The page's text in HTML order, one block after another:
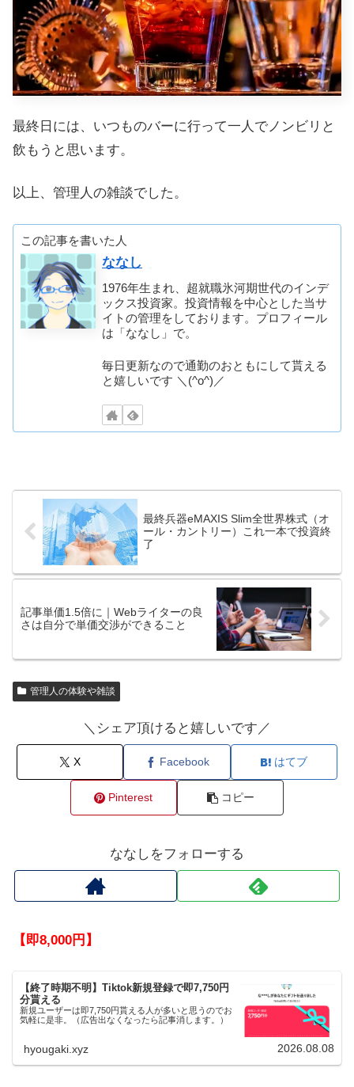
最終日には、いつものバーに行って一人でノンビリと
飲もうと思います。
以上、管理人の雑談でした。
この記事を書いた人
ななし
1976年生まれ、超就職氷河期世代のインデ
ックス投資家。投資情報を中心とした当サ
イトの管理をしております。プロフィール
は「ななし」で。
毎日更新なので通勤のおともにして貰える
と嬉しいです ＼(^o^)／
最終兵器eMAXIS Slim全世界株式（オ
ール・カントリー）これ一本で投資終
了
記事単価1.5倍に｜Webライターの良
さは自分で単価交渉ができること
管理人の体験や雑談
＼シェア頂けると嬉しいです／
X Facebook はてブ
Pinterest コピー
ななしをフォローする
【即8,000円】
【終了時期不明】Tiktok新規登録で即7,750円
分貰える
新規ユーザーは即7,750円貰える人が多いと思うのでお
気軽に是非。（広告出なくなったら記事消します。）
hyougaki.xyz 2026.08.08